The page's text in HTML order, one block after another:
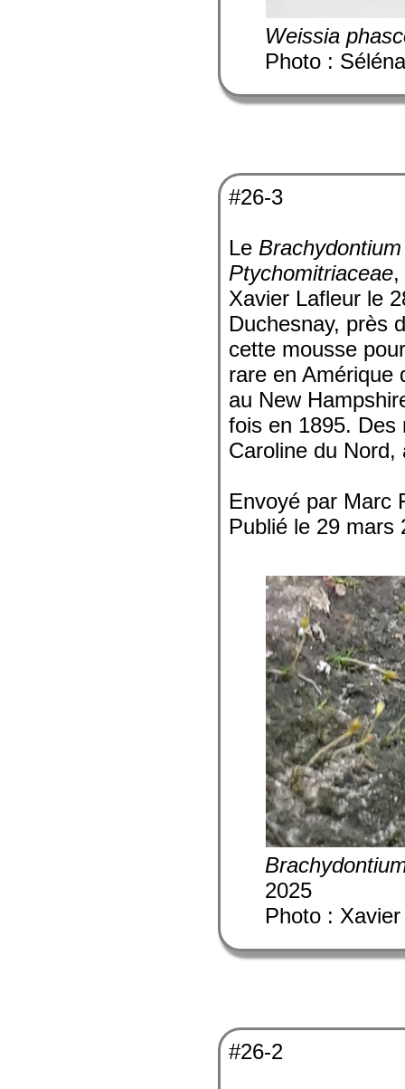
Weissia
Photo :
#26-3
Le
Ptychomitriaceae
Xavier Lafleur le
Duchesnay, près
cette mousse
rare en Amérique
au New
fois en 1895.
Caroline du Nord,
Envoyé par Marc
Publié le 29 mars
2025
Photo :
#26-2